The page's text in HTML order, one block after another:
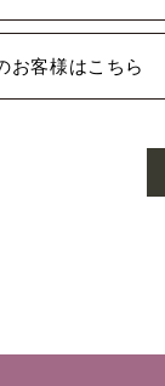
お客様はこちら